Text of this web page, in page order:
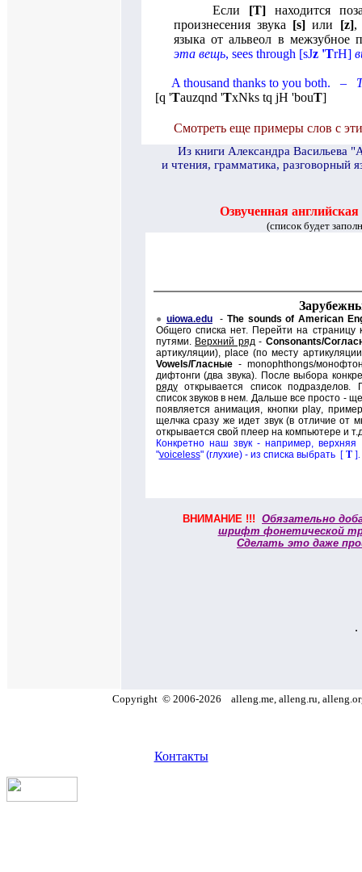
Если [T]находится
произнесения звука [s] или [z],
языка от альвеол в межзубное
эта вещь, sees through [sJz'TrH]
A thousand thanks to you both. –
[q 'Tauzqnd 'TxNks tq jH 'bouT]
Смотреть еще примеры слов с
Из книги Александра Васильева
и чтения, грамматика, разговорный
Озвученная
(список будет
● uiowa.edu- The sounds of American
Общего списка нет. Перейти на страницу
путями. Верхний ряд- Consonants/
артикуляции), place (по месту
Vowels/Гласные-monophthongs/
дифтонги (два звука). После выбора
рядуоткрывается список подразделов.
список звуков в нем. Дальше все просто -
появляется анимация, кнопкиplay,
щелчка сразу же идет звук (в отличие от
открывается свой плеер на компьютере и
Конкретно наш звук - например,
"voiceless" (глухие) - из списка выбрать [ T ].
ВНИМАНИЕ !!! Обязательно
шрифт фонетической
Сделать это даже
.
Copyright © 2006-2026 alleng.me, alleng.ru,
Контакты